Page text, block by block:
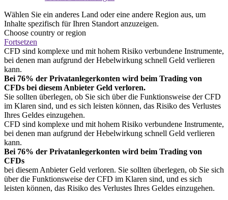
Wählen Sie ein anderes Land oder eine andere Region aus, um
Inhalte spezifisch für Ihren Standort anzuzeigen.
Choose country or region
Fortsetzen
CFD sind komplexe und mit hohem Risiko verbundene Instrumente,
bei denen man aufgrund der Hebelwirkung schnell Geld verlieren
kann.
Bei 76% der Privatanlegerkonten wird beim Trading von
CFDs bei diesem Anbieter Geld verloren.
Sie sollten überlegen, ob Sie sich über die Funktionsweise der CFD
im Klaren sind, und es sich leisten können, das Risiko des Verlustes
Ihres Geldes einzugehen.
CFD sind komplexe und mit hohem Risiko verbundene Instrumente,
bei denen man aufgrund der Hebelwirkung schnell Geld verlieren
kann.
Bei 76% der Privatanlegerkonten wird beim Trading von
CFDs
bei diesem Anbieter Geld verloren. Sie sollten überlegen, ob Sie sich
über die Funktionsweise der CFD im Klaren sind, und es sich
leisten können, das Risiko des Verlustes Ihres Geldes einzugehen.